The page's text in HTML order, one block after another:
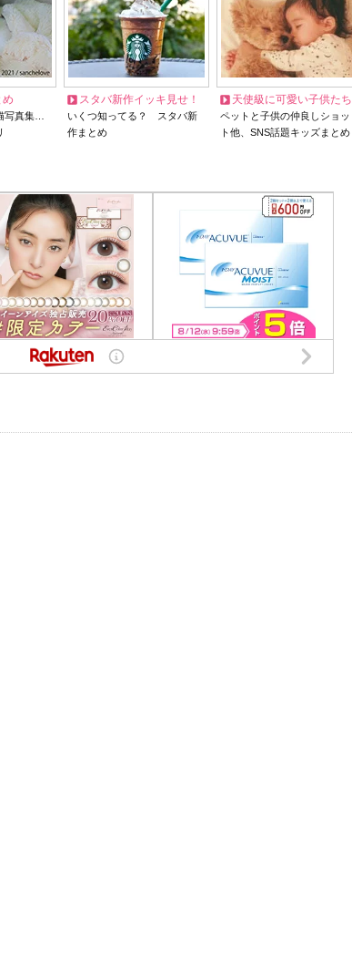
め
写真集…
スタバ新作イッキ見せ！
いくつ知ってる？ スタバ新
作まとめ
天使級に可愛い子供たち
ペットと子供の仲良しショッ
ト他、SNS話題キッズまとめ